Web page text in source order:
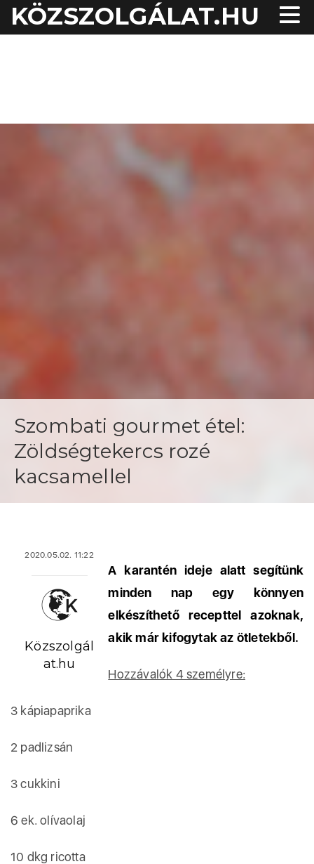
KÖZSZOLGÁLAT.HU
Szombati gourmet étel:
Zöldségtekercs rozé
kacsamellel
2020.05.02. 11:22
Közszolgál
at.hu
A karantén ideje alatt segítünk
minden nap egy könnyen
elkészíthető recepttel azoknak,
akik már kifogytak az ötletekből.
Hozzávalók 4 személyre:
3 kápiapaprika
2 padlizsán
3 cukkini
6 ek. olívaolaj
10 dkg ricotta